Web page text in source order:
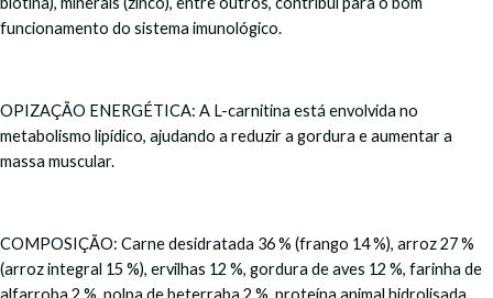
funcionamento do sistema imunológico.
OPIZAÇÃO ENERGÉTICA: A L-carnitina está envolvida no
metabolismo lipídico, ajudando a reduzir a gordura e aumentar a
massa muscular.
COMPOSIÇÃO: Carne desidratada 36 % (frango 14 %), arroz 27 %
(arroz integral 15 %), ervilhas 12 %, gordura de aves 12 %, farinha de